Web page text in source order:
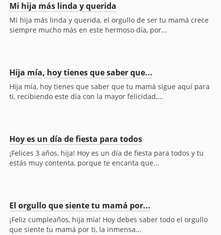
Mi hija más linda y querida
Mi hija más linda y querida, el orgullo de ser tu mamá crece
siempre mucho más en este hermoso día, por...
Hija mía, hoy tienes que saber que...
Hija mía, hoy tienes que saber que tu mamá sigue aquí para
ti, recibiendo este día con la mayor felicidad,...
Hoy es un día de fiesta para todos
¡Felices 3 años, hija! Hoy es un día de fiesta para todos y tu
estás muy contenta, porque te encanta que...
El orgullo que siente tu mamá por...
¡Feliz cumpleaños, hija mía! Hoy debes saber todo el orgullo
que siente tu mamá por ti, la inmensa...